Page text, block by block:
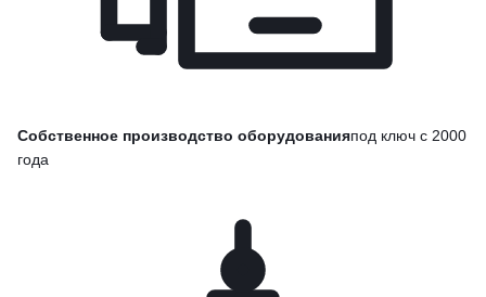
Собственное производство оборудованияпод ключ с 2000
года